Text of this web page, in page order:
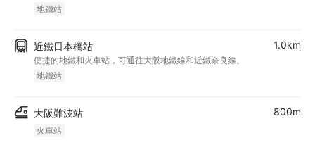
地鐵站
近鐵日本橋站
便捷的地鐵和火車站，可通往大阪地鐵線和近鐵奈良線。
地鐵站
1.0km
大阪難波站
火車站
800m